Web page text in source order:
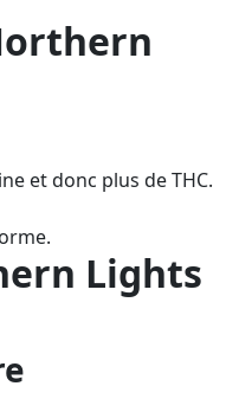
et donc plus de THC.
Lights